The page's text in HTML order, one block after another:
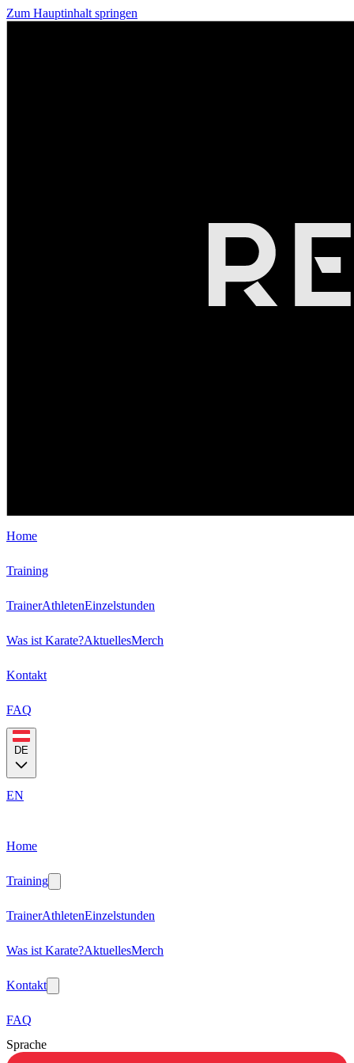
Zum Hauptinhalt springen
Home
Training
TrainerAthletenEinzelstunden
Was ist Karate?AktuellesMerch
Kontakt
FAQ
DE
EN
Home
Training
TrainerAthletenEinzelstunden
Was ist Karate?AktuellesMerch
Kontakt
FAQ
Sprache